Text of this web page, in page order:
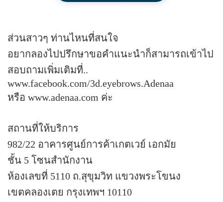
ส่วนสาวๆ ท่านไหนที่สนใจ
อยากลองไปปรึกษาขอคําแนะนําก็สามารถเข้าไป
สอบถามเพิ่มเติมที่..
www.facebook.com/3d.eyebrows.Adenaa
หรือ www.adenaa.com ค่ะ
สถานที่ให้บริการ
982/22 อาคารศูนย์การค้าเกตเวย์ เอกมัย
ชั้น 5 โซนสํานักงาน
ห้องเลขที่ 5110 ถ.สุขุมวิท แขวงพระโขนง
เขตคลองเตย กรุงเทพฯ 10110